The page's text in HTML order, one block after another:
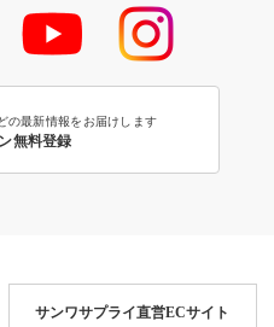
の最新情報をお届けします
無料登録
サンワサプライ直営ECサイト